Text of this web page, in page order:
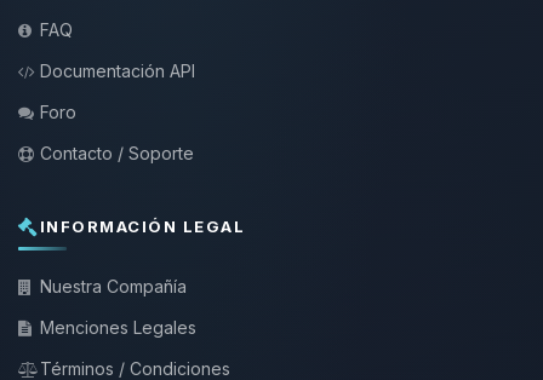
FAQ
Documentación API
Foro
Contacto / Soporte
INFORMACIÓN LEGAL
Nuestra Compañía
Menciones Legales
Términos / Condiciones